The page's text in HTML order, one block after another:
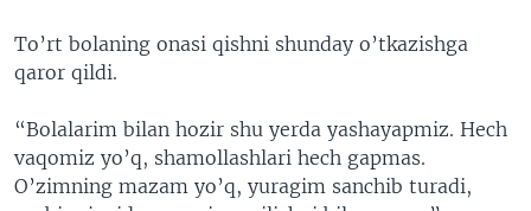
To’rt bolaning onasi qishni shunday o’tkazishga
qaror qildi.
“Bolalarim bilan hozir shu yerda yashayapmiz. Hech
vaqomiz yo’q, shamollashlari hech gapmas.
O’zimning mazam yo’q, yuragim sanchib turadi,